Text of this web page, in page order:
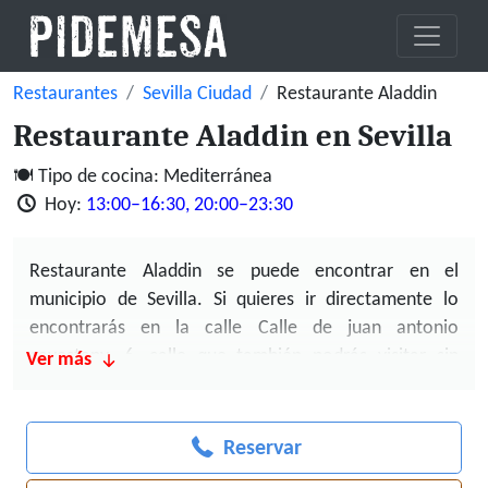
Restaurantes Sevilla Ciudad Restaurante Aladdin
Restaurante Aladdin en Sevilla
Tipo de cocina: Mediterránea
Hoy: 13:00–16:30, 20:00–23:30
Restaurante Aladdin se puede encontrar en el
municipio de Sevilla. Si quieres ir directamente lo
encontrarás en la calle Calle de juan antonio
cavestany, 6, calle que también podrás visitar sin
Restaurante Aladdin es un restaurante decocina
mediterránea perfecto
si quieres acercarte por la
ubicación de Sevilla.
Ver más
Reservar